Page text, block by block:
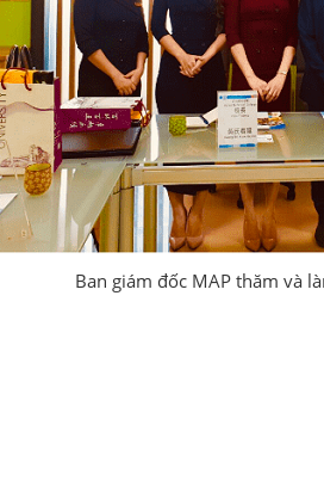
Ban giám đốc MAP thăm và